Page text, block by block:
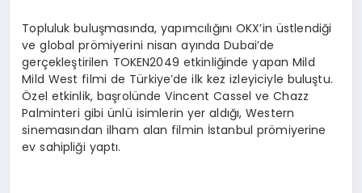
Topluluk buluşmasında, yapımcılığını OKX’in üstlendiği
ve global prömiyerini nisan ayında Dubai’de
gerçekleştirilen TOKEN2049 etkinliğinde yapan Mild
Mild West filmi de Türkiye’de ilk kez izleyiciyle buluştu.
Özel etkinlik, başrolünde Vincent Cassel ve Chazz
Palminteri gibi ünlü isimlerin yer aldığı, Western
sinemasından ilham alan filmin İstanbul prömiyerine
ev sahipliği yaptı.